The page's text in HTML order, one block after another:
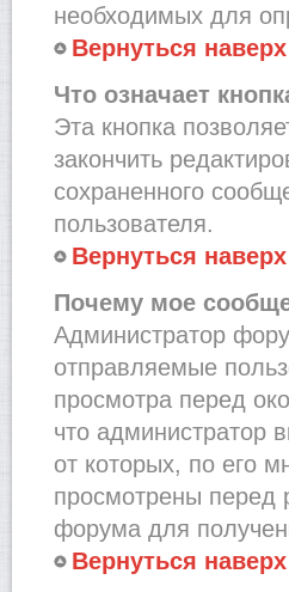
необходимых для
Вернуться наверх
Что означает
Эта кнопка
закончить
сохраненного
пользователя.
Вернуться наверх
Почему мое
Администратор
отправляемые
просмотра перед
что администратор
от которых, по его
просмотрены перед
форума для
Вернуться наверх